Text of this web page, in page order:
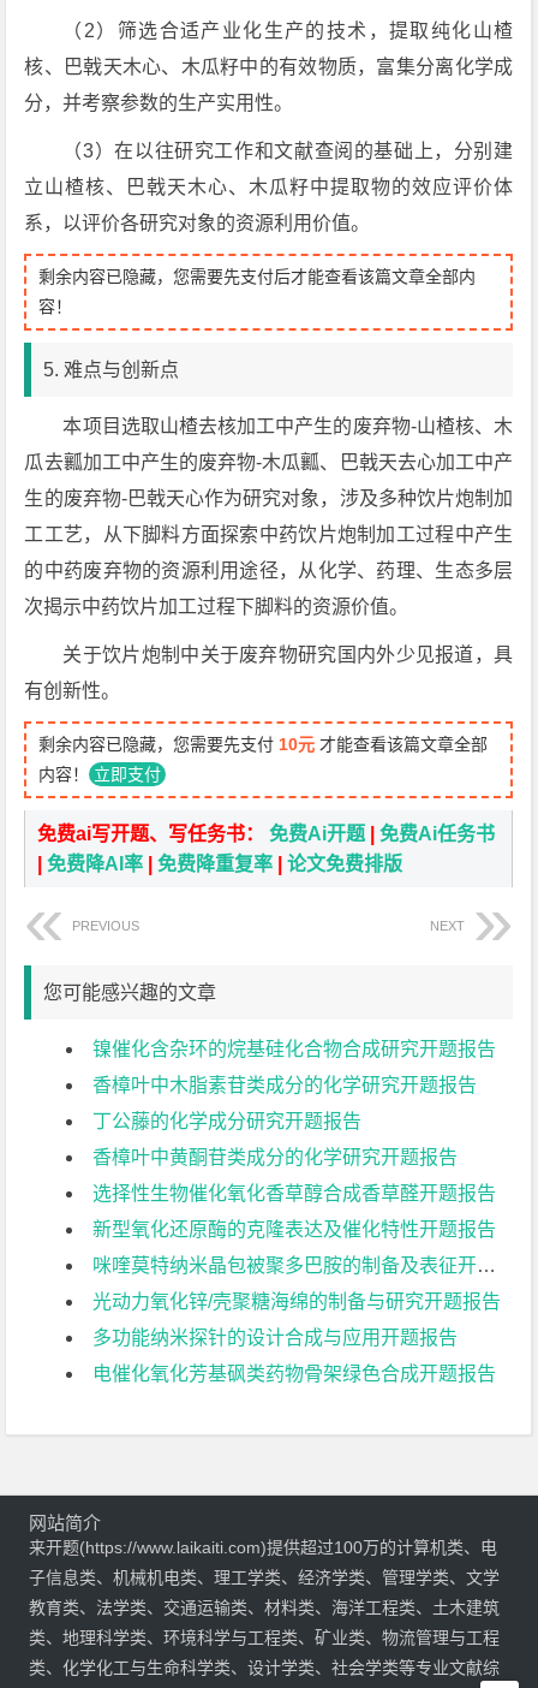
（2）筛选合适产业化生产的技术，提取纯化山楂
核、巴戟天木心、木瓜籽中的有效物质，富集分离化学成
分，并考察参数的生产实用性。
（3）在以往研究工作和文献查阅的基础上，分别建
立山楂核、巴戟天木心、木瓜籽中提取物的效应评价体
系，以评价各研究对象的资源利用价值。
剩余内容已隐藏，您需要先支付后才能查看该篇文章全部内
容！
5. 难点与创新点
本项目选取山楂去核加工中产生的废弃物-山楂核、木
瓜去瓤加工中产生的废弃物-木瓜瓤、巴戟天去心加工中产
生的废弃物-巴戟天心作为研究对象，涉及多种饮片炮制加
工工艺，从下脚料方面探索中药饮片炮制加工过程中产生
的中药废弃物的资源利用途径，从化学、药理、生态多层
次揭示中药饮片加工过程下脚料的资源价值。
关于饮片炮制中关于废弃物研究国内外少见报道，具
有创新性。
剩余内容已隐藏，您需要先支付 10元 才能查看该篇文章全部
内容！ 立即支付
免费ai写开题、写任务书：免费Ai开题 |免费Ai任务书
|免费降AI率 |免费降重复率 |论文免费排版
PREVIOUS NEXT
您可能感兴趣的文章
镍催化含杂环的烷基硅化合物合成研究开题报告
香樟叶中木脂素苷类成分的化学研究开题报告
丁公藤的化学成分研究开题报告
香樟叶中黄酮苷类成分的化学研究开题报告
选择性生物催化氧化香草醇合成香草醛开题报告
新型氧化还原酶的克隆表达及催化特性开题报告
咪喹莫特纳米晶包被聚多巴胺的制备及表征开题报告
光动力氧化锌/壳聚糖海绵的制备与研究开题报告
多功能纳米探针的设计合成与应用开题报告
电催化氧化芳基砜类药物骨架绿色合成开题报告
网站简介
来开题(https://www.laikaiti.com)提供超过100万的计算机类、电
子信息类、机械机电类、理工学类、经济学类、管理学类、文学
教育类、法学类、交通运输类、材料类、海洋工程类、土木建筑
类、地理科学类、环境科学与工程类、矿业类、物流管理与工程
类、化学化工与生命科学类、设计学类、社会学类等专业文献综